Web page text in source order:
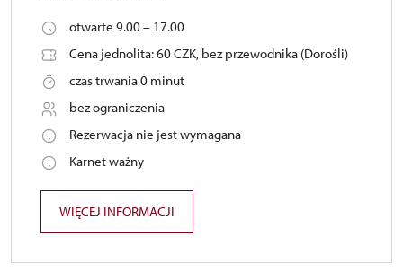
otwarte 9.00 – 17.00
Cena jednolita: 60 CZK, bez przewodnika (Dorośli)
czas trwania 0 minut
bez ograniczenia
Rezerwacja nie jest wymagana
Karnet ważny
WIĘCEJ INFORMACJI